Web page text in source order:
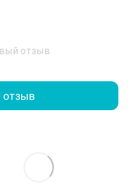
отзыв
отзыв